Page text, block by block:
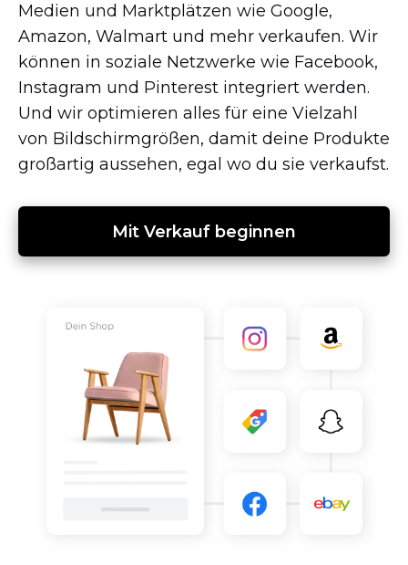
Medien und Marktplätzen wie Google,
Amazon, Walmart und mehr verkaufen. Wir
können in soziale Netzwerke wie Facebook,
Instagram und Pinterest integriert werden.
Und wir optimieren alles für eine Vielzahl
von Bildschirmgrößen, damit deine Produkte
großartig aussehen, egal wo du sie verkaufst.
Mit Verkauf beginnen